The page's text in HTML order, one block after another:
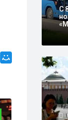
С